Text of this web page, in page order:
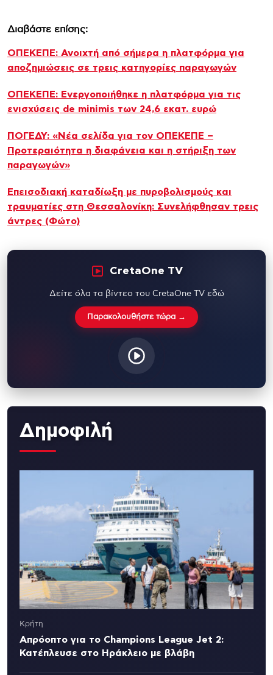
Διαβάστε επίσης:
ΟΠΕΚΕΠΕ: Ανοιχτή από σήμερα η πλατφόρμα για
αποζημιώσεις σε τρεις κατηγορίες παραγωγών
ΟΠΕΚΕΠΕ: Ενεργοποιήθηκε η πλατφόρμα για τις
ενισχύσεις de minimis των 24,6 εκατ. ευρώ
ΠΟΓΕΔΥ: «Νέα σελίδα για τον ΟΠΕΚΕΠΕ –
Προτεραιότητα η διαφάνεια και η στήριξη των
παραγωγών»
Επεισοδιακή καταδίωξη με πυροβολισμούς και
τραυματίες στη Θεσσαλονίκη: Συνελήφθησαν τρεις
άντρες (Φώτο)
CretaOne TV
Δείτε όλα τα βίντεο του CretaOne TV εδώ
Παρακολουθήστε τώρα →
Δημοφιλή
Κρήτη
Απρόοπτο για το Champions League Jet 2:
Κατέπλευσε στο Ηράκλειο με βλάβη